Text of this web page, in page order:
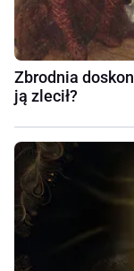
Zbrodnia
ją zlecił?